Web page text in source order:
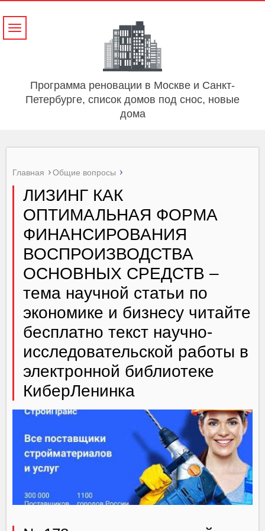
Программа реновации в Москве и Санкт-
Петербурге, список домов под снос, новые
дома
Навигация
Главная Общие вопросы
ЛИЗИНГ КАК
ОПТИМАЛЬНАЯ ФОРМА
ФИНАНСИРОВАНИЯ
ВОСПРОИЗВОДСТВА
ОСНОВНЫХ СРЕДСТВ –
тема научной статьи по
экономике и бизнесу читайте
бесплатно текст научно-
исследовательской работы в
электронной библиотеке
КиберЛенинка